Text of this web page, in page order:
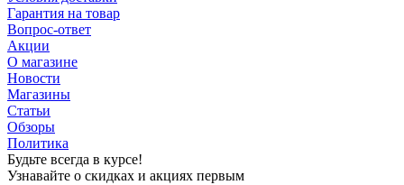
Гарантия на товар
Вопрос-ответ
Акции
О магазине
Новости
Магазины
Статьи
Обзоры
Политика
Будьте всегда в курсе!
Узнавайте о скидках и акциях первым